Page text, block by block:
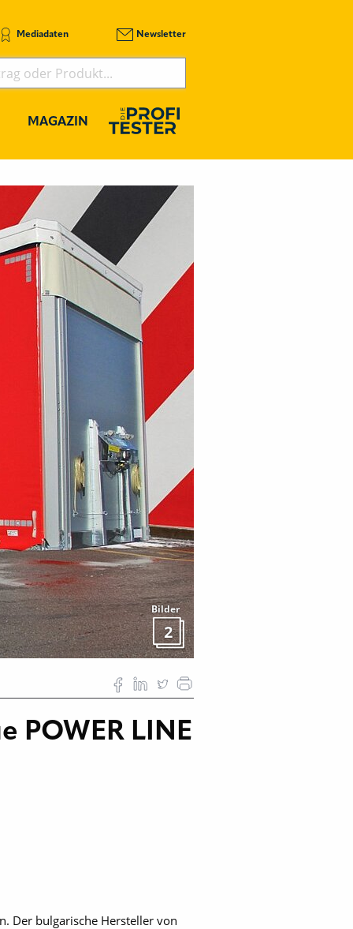
Mediadaten Newsletter
MAGAZIN
Bilder
2
POWER LINE
Der bulgarische Hersteller von